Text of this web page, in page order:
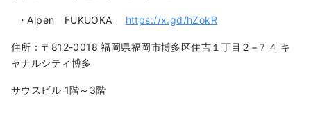
・Alpen FUKUOKA https://x.gd/hZokR
住所：〒812-0018 福岡県福岡市博多区住吉１丁目２−７４ キ
ャナルシティ博多
サウスビル 1階～3階